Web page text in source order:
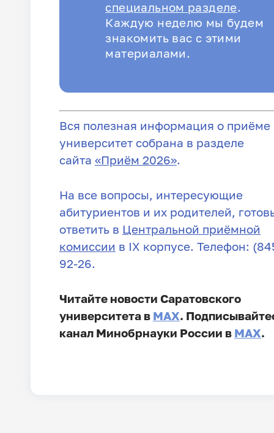
специальном разделе.
Каждую неделю мы будем
знакомить вас с этими
материалами.
Вся полезная информация о приёме
университет собрана в разделе
сайта «Приём 2026».
На все вопросы, интересующие
абитуриентов и их родителей,
ответить в Центральной приёмной
комиссии в IX корпусе. Телефон:
92-26.
Читайте новости Саратовского
университета в MAX.
канал Минобрнауки России в MAX.